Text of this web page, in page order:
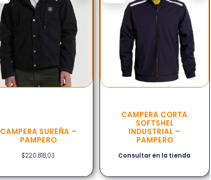
CAMPERA SUREÑA –
PAMPERO
$220.818,03
CAMPERA CORTA
SOFTSHEL
INDUSTRIAL –
PAMPERO
Consultar en la tienda